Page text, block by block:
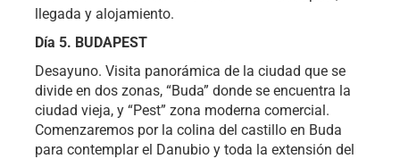
llegada y alojamiento.
Día 5. BUDAPEST
Desayuno. Visita panorámica de la ciudad que se
divide en dos zonas, “Buda” donde se encuentra la
ciudad vieja, y “Pest” zona moderna comercial.
Comenzaremos por la colina del castillo en Buda
para contemplar el Danubio y toda la extensión del